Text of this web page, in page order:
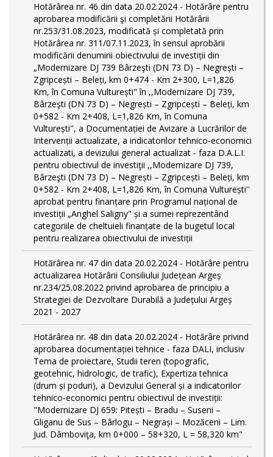
Hotărârea nr. 46 din data 20.02.2024 - Hotărâre pentru
aprobarea modificării şi completării Hotărârii
nr.253/31.08.2023, modificată și completată prin
Hotărârea nr. 311/07.11.2023, în sensul aprobării
modificării denumirii obiectivului de investiții din
„Modernizare DJ 739 Bârzeşti (DN 73 D) – Negrești –
Zgripcești – Beleți, km 0+474 - Km 2+300, L=1,826
Km, în Comuna Vulturești" în ,,Modernizare DJ 739,
Bârzeşti (DN 73 D) – Negrești – Zgripcești – Beleți, km
0+582 - Km 2+408, L=1,826 Km, în Comuna
Vulturești'', a Documentației de Avizare a Lucrărilor de
Intervenții actualizate, a indicatorilor tehnico-economici
actualizati, a devizului general actualizat - faza D.A.L.I.
pentru obiectivul de investiţii ,,Modernizare DJ 739,
Bârzeşti (DN 73 D) – Negrești – Zgripcești – Beleți, km
0+582 - Km 2+408, L=1,826 Km, în Comuna Vulturești''
aprobat pentru finanțare prin Programul național de
investiții „Anghel Saligny" și a sumei reprezentând
categoriile de cheltuieli finanțate de la bugetul local
pentru realizarea obiectivului de investiții
Hotărârea nr. 47 din data 20.02.2024 - Hotărâre pentru
actualizarea Hotărârii Consiliului Județean Argeș
nr.234/25.08.2022 privind aprobarea de principiu a
Strategiei de Dezvoltare Durabilă a Județului Argeș
2021 - 2027
Hotărârea nr. 48 din data 20.02.2024 - Hotărâre privind
aprobarea documentației tehnice - faza DALI, inclusiv
Tema de proiectare, Studii teren (topografic,
geotehnic, hidrologic, de trafic), Expertiza tehnica
(drum și poduri), a Devizului General și a indicatorilor
tehnico-economici pentru obiectivul de investiții:
"Modernizare DJ 659: Pitești – Bradu – Suseni –
Gliganu de Sus – Bârlogu – Negrași – Mozăceni – Lim.
Jud. Dâmboviţa, km 0+000 – 58+320, L = 58,320 km"